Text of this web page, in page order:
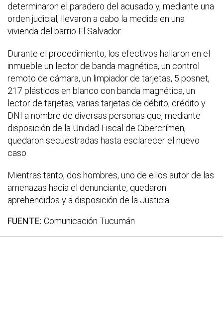
determinaron el paradero del acusado y, mediante una
orden judicial, llevaron a cabo la medida en una
vivienda del barrio El Salvador.
Durante el procedimiento, los efectivos hallaron en el
inmueble un lector de banda magnética, un control
remoto de cámara, un limpiador de tarjetas, 5 posnet,
217 plásticos en blanco con banda magnética, un
lector de tarjetas, varias tarjetas de débito, crédito y
DNI a nombre de diversas personas que, mediante
disposición de la Unidad Fiscal de Cibercrímen,
quedaron secuestradas hasta esclarecer el nuevo
caso.
Mientras tanto, dos hombres, uno de ellos autor de las
amenazas hacia el denunciante, quedaron
aprehendidos y a disposición de la Justicia.
FUENTE: Comunicación Tucumán